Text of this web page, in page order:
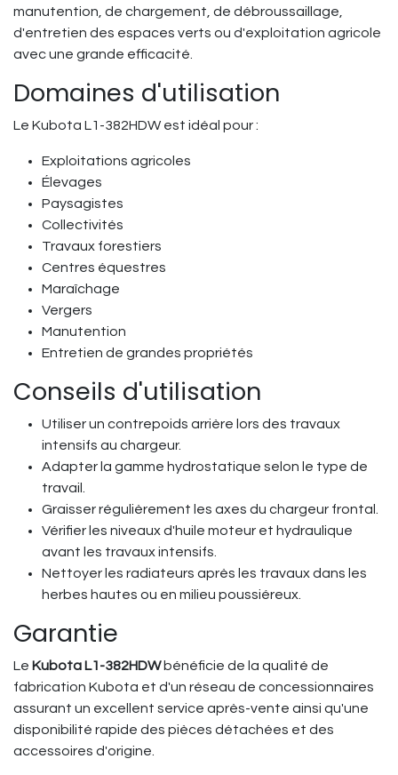
manutention, de chargement, de débroussaillage,
d'entretien des espaces verts ou d'exploitation agricole
avec une grande efficacité.
Domaines d'utilisation
Le Kubota L1-382HDW est idéal pour :
Exploitations agricoles
Élevages
Paysagistes
Collectivités
Travaux forestiers
Centres équestres
Maraîchage
Vergers
Manutention
Entretien de grandes propriétés
Conseils d'utilisation
Utiliser un contrepoids arrière lors des travaux
intensifs au chargeur.
Adapter la gamme hydrostatique selon le type de
travail.
Graisser régulièrement les axes du chargeur frontal.
Vérifier les niveaux d'huile moteur et hydraulique
avant les travaux intensifs.
Nettoyer les radiateurs après les travaux dans les
herbes hautes ou en milieu poussiéreux.
Garantie
Le Kubota L1-382HDWbénéficie de la qualité de
fabrication Kubota et d'un réseau de concessionnaires
assurant un excellent service après-vente ainsi qu'une
disponibilité rapide des pièces détachées et des
accessoires d'origine.